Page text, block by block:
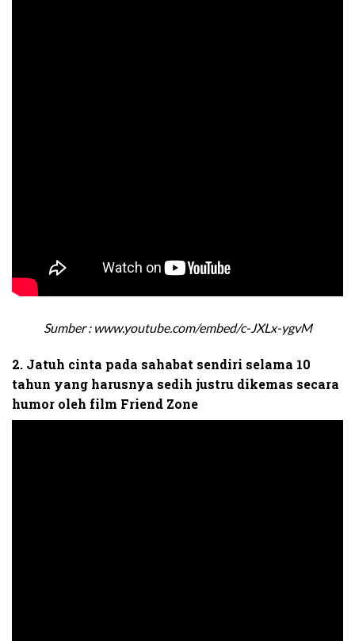
Sumber : www.youtube.com/embed/c-JXLx-ygvM
2. Jatuh cinta pada sahabat sendiri selama 10
tahun yang harusnya sedih justru dikemas secara
humor oleh film Friend Zone